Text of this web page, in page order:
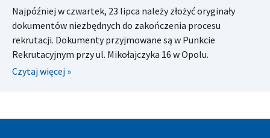
Najpóźniej w czwartek, 23 lipca należy złożyć oryginały
dokumentów niezbędnych do zakończenia procesu
rekrutacji. Dokumenty przyjmowane są w Punkcie
Rekrutacyjnym przy ul. Mikołajczyka 16 w Opolu.
Czytaj więcej »